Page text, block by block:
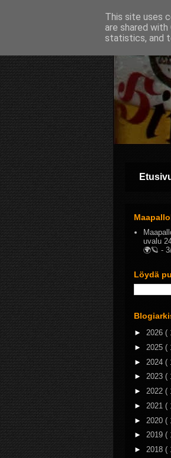
uvalu
🌍🪐 -
Löydä
► 2026 (
► 2025 (
► 2024 (
► 2023 (
► 2022 (
► 2021 (
► 2020 (
► 2019 (
► 2018 (
This site uses
are shared
statistics, and